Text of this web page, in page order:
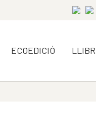
ECOEDICIÓ